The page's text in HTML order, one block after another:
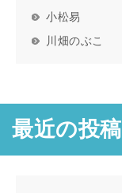
小松易
川畑のぶこ
最近の投稿